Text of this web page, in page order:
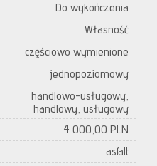
Do wykończenia
Własność
częściowo wymienione
jednopoziomowy
handlowo-usługowy,
handlowy, usługowy
4 000,00 PLN
asfalt